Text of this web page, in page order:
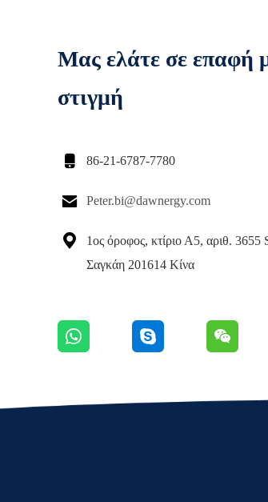
Μας ελάτε σε επαφή
στιγμή
 86-21-6787-7780
 Peter.bi@dawnergy.com

1ος όροφος, κτίριο Α5, αριθ.
Σαγκάη 201614 Κίνα